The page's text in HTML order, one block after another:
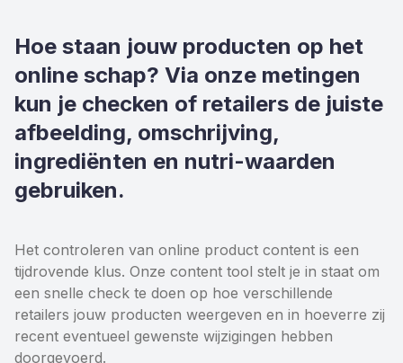
Hoe staan jouw producten op het
online schap? Via onze metingen
kun je checken of retailers de juiste
afbeelding, omschrijving,
ingrediënten en nutri-waarden
gebruiken.
Het controleren van online product content is een
tijdrovende klus. Onze content tool stelt je in staat om
een snelle check te doen op hoe verschillende
retailers jouw producten weergeven en in hoeverre zij
recent eventueel gewenste wijzigingen hebben
doorgevoerd.